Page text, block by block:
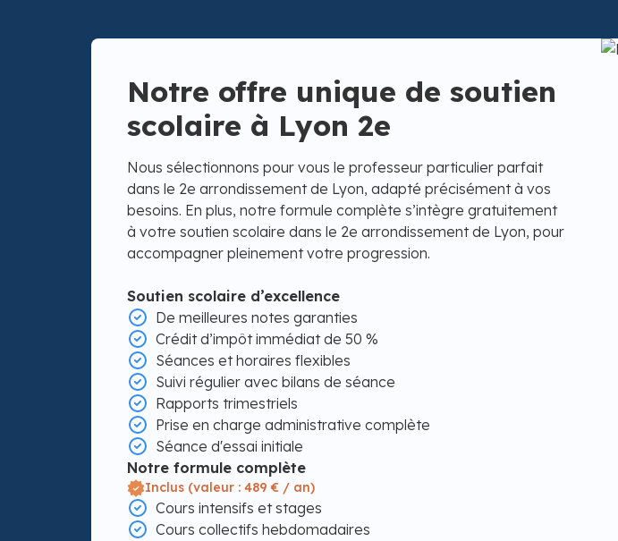
Notre offre unique de soutien
scolaire à Lyon 2e
Nous sélectionnons pour vous le professeur particulier parfait
dans le 2e arrondissement de Lyon, adapté précisément à vos
besoins. En plus, notre formule complète s’intègre gratuitement
à votre soutien scolaire dans le 2e arrondissement de Lyon, pour
accompagner pleinement votre progression.
Soutien scolaire d’excellence
De meilleures notes garanties
Crédit d’impôt immédiat de 50 %
Séances et horaires flexibles
Suivi régulier avec bilans de séance
Rapports trimestriels
Prise en charge administrative complète
Séance d'essai initiale
Notre formule complète
Inclus (valeur : 489 € / an)
Cours intensifs et stages
Cours collectifs hebdomadaires